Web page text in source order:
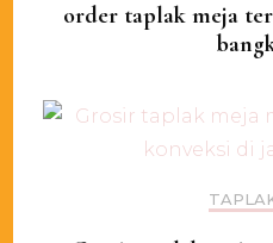
order taplak meja